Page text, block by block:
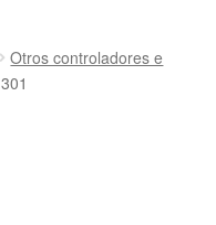
Otros controladores e
301